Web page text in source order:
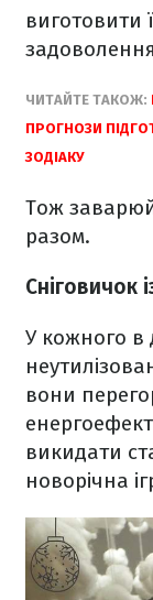
виготовити
ЧИТАЙТЕ ТАКОЖ:
ПРОГНОЗИ
ЗОДІАКУ
Тож
разом.
Сніговичок
У кожного в
вони
викидати
новорічна